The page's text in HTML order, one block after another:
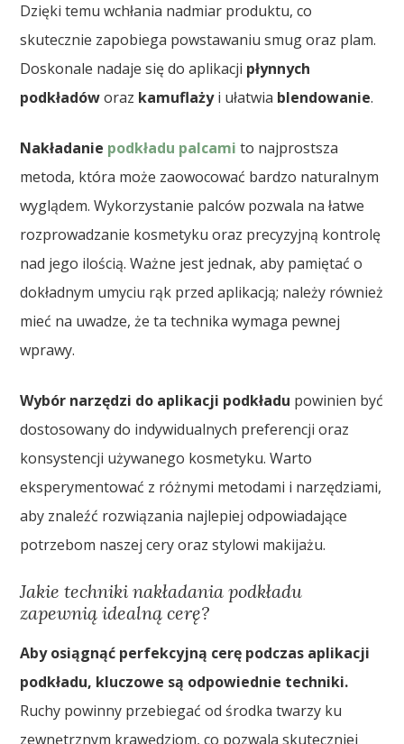
Dzięki temu wchłania nadmiar produktu, co
skutecznie zapobiega powstawaniu smug oraz plam.
Doskonale nadaje się do aplikacji płynnych
podkładóworaz kamuflażyi ułatwia blendowanie.
Nakładanie podkładu palcami to najprostsza
metoda, która może zaowocować bardzo naturalnym
wyglądem. Wykorzystanie palców pozwala na łatwe
rozprowadzanie kosmetyku oraz precyzyjną kontrolę
nad jego ilością. Ważne jest jednak, aby pamiętać o
dokładnym umyciu rąk przed aplikacją; należy również
mieć na uwadze, że ta technika wymaga pewnej
wprawy.
Wybór narzędzi do aplikacji podkładu powinien być
dostosowany do indywidualnych preferencji oraz
konsystencji używanego kosmetyku. Warto
eksperymentować z różnymi metodami i narzędziami,
aby znaleźć rozwiązania najlepiej odpowiadające
potrzebom naszej cery oraz stylowi makijażu.
Jakie techniki nakładania podkładu
zapewnią idealną cerę?
Aby osiągnąć perfekcyjną cerę podczas aplikacji
podkładu, kluczowe są odpowiednie techniki.
Ruchy powinny przebiegać od środka twarzy ku
zewnętrznym krawędziom, co pozwala skuteczniej